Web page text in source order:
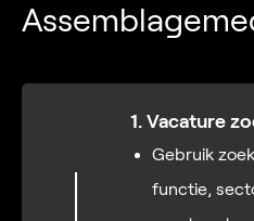
1. Vacature
Gebruik
functie,